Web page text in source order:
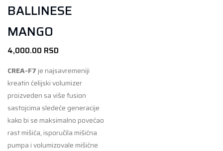
BALLINESE
MANGO
4,000.00 RSD
CREA-F7 je najsavremeniji
kreatin ćelijski volumizer
proizveden sa više fusion
sastojcima sledeće generacije
kako bi se maksimalno povećao
rast mišića, isporučila mišićna
pumpa i volumizovale mišićne